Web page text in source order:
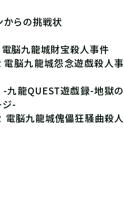
からの挑戦状
脳九龍城財宝殺人事件
脳九龍城怨念遊戯殺人事
九龍QUEST遊戯録-地獄の
-
電脳九龍城傀儡狂騒曲殺人